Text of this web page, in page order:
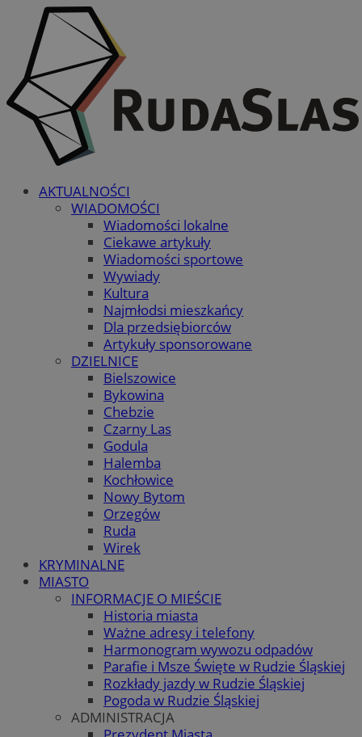
AKTUALNOŚCI
WIADOMOŚCI
Wiadomości lokalne
Ciekawe artykuły
Wiadomości sportowe
Wywiady
Kultura
Najmłodsi mieszkańcy
Dla przedsiębiorców
Artykuły sponsorowane
DZIELNICE
Bielszowice
Bykowina
Chebzie
Czarny Las
Godula
Halemba
Kochłowice
Nowy Bytom
Orzegów
Ruda
Wirek
KRYMINALNE
MIASTO
INFORMACJE O MIEŚCIE
Historia miasta
Ważne adresy i telefony
Harmonogram wywozu odpadów
Parafie i Msze Święte w Rudzie Śląskiej
Rozkłady jazdy w Rudzie Śląskiej
Pogoda w Rudzie Śląskiej
ADMINISTRACJA